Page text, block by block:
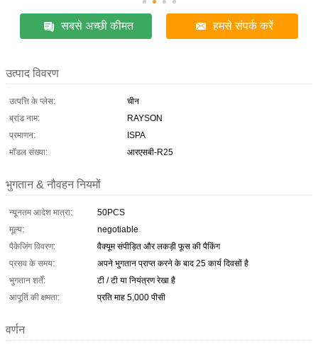
सबसे अच्छी कीमत हमसे संपर्क करें
उत्पाद विवरण
उत्पत्ति के प्लेस:
चीन
ब्रांड नाम:
RAYSON
प्रमाणन:
ISPA
मॉडल संख्या:
आरएसबी-R25
भुगतान & नौवहन नियमों
न्यूनतम आदेश मात्रा:
50PCS
मूल्य:
negotiable
पैकेजिंग विवरण:
वैक्यूम संपीड़ित और लकड़ी फूस की पैकिंग
प्रसव के समय:
अपने भुगतान प्राप्त करने के बाद 25 कार्य दिवसों है
भुगतान शर्तें:
टी / टी या नियंत्रण रेखा है
आपूर्ति की क्षमता:
प्रति माह 5,000 पीसी
वर्णन